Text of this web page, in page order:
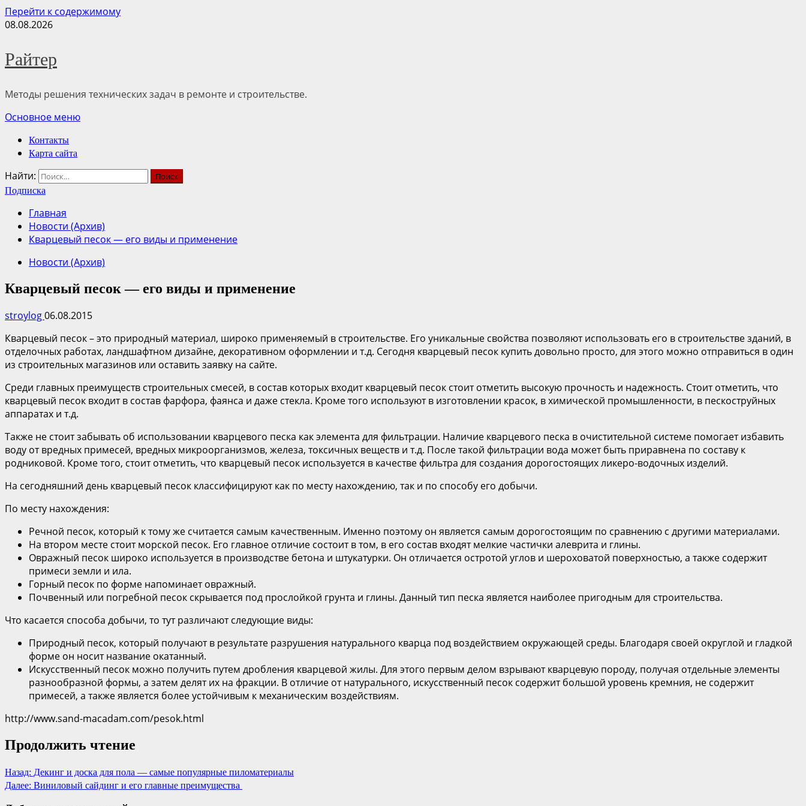
Перейти к содержимому
08.08.2026
Райтер
Методы решения технических задач в ремонте и строительстве.
Основное меню
Контакты
Карта сайта
Найти:
Подписка
Главная
Новости (Архив)
Кварцевый песок — его виды и применение
Новости (Архив)
Кварцевый песок — его виды и применение
stroylog06.08.2015
Кварцевый песок – это природный материал, широко применяемый в строительстве. Его уникальные свойства позволяют использовать его в строительстве зданий, в
отделочных работах, ландшафтном дизайне, декоративном оформлении и т.д. Сегодня кварцевый песок купить довольно просто, для этого можно отправиться в один
из строительных магазинов или оставить заявку на сайте.
Среди главных преимуществ строительных смесей, в состав которых входит кварцевый песок стоит отметить высокую прочность и надежность. Стоит отметить, что
кварцевый песок входит в состав фарфора, фаянса и даже стекла. Кроме того используют в изготовлении красок, в химической промышленности, в пескоструйных
аппаратах и т.д.
Также не стоит забывать об использовании кварцевого песка как элемента для фильтрации. Наличие кварцевого песка в очистительной системе помогает избавить
воду от вредных примесей, вредных микроорганизмов, железа, токсичных веществ и т.д. После такой фильтрации вода может быть приравнена по составу к
родниковой. Кроме того, стоит отметить, что кварцевый песок используется в качестве фильтра для создания дорогостоящих ликеро-водочных изделий.
На сегодняшний день кварцевый песок классифицируют как по месту нахождению, так и по способу его добычи.
По месту нахождения:
Речной песок, который к тому же считается самым качественным. Именно поэтому он является самым дорогостоящим по сравнению с другими материалами.
На втором месте стоит морской песок. Его главное отличие состоит в том, в его состав входят мелкие частички алеврита и глины.
Овражный песок широко используется в производстве бетона и штукатурки. Он отличается остротой углов и шероховатой поверхностью, а также содержит
примеси земли и ила.
Горный песок по форме напоминает овражный.
Почвенный или погребной песок скрывается под прослойкой грунта и глины. Данный тип песка является наиболее пригодным для строительства.
Что касается способа добычи, то тут различают следующие виды:
Природный песок, который получают в результате разрушения натурального кварца под воздействием окружающей среды. Благодаря своей округлой и гладкой
форме он носит название окатанный.
Искусственный песок можно получить путем дробления кварцевой жилы. Для этого первым делом взрывают кварцевую породу, получая отдельные элементы
разнообразной формы, а затем делят их на фракции. В отличие от натурального, искусственный песок содержит большой уровень кремния, не содержит
примесей, а также является более устойчивым к механическим воздействиям.
http://www.sand-macadam.com/pesok.html
Продолжить чтение
Назад: Декинг и доска для пола — самые популярные пиломатериалы
Далее: Виниловый сайдинг и его главные преимущества